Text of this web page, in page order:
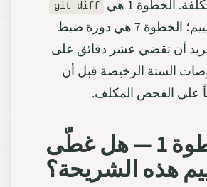
الخطوة 1 هي
git diff
لمجموعة التقييم؛ الخطوة 7 هي دورة ضبط
أن تقضي عشر دقائق على
الستة الرخيصة قبل أن
على الفحص المكلف.
الخطوة 1 — هل غطّى
هذه الشريحة؟